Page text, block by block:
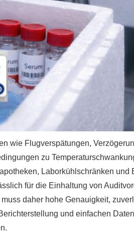
wie Flugverspätungen,
zu
Laborkühlschränken und
für die Einhaltung von
daher hohe Genauigkeit,
und einfachen